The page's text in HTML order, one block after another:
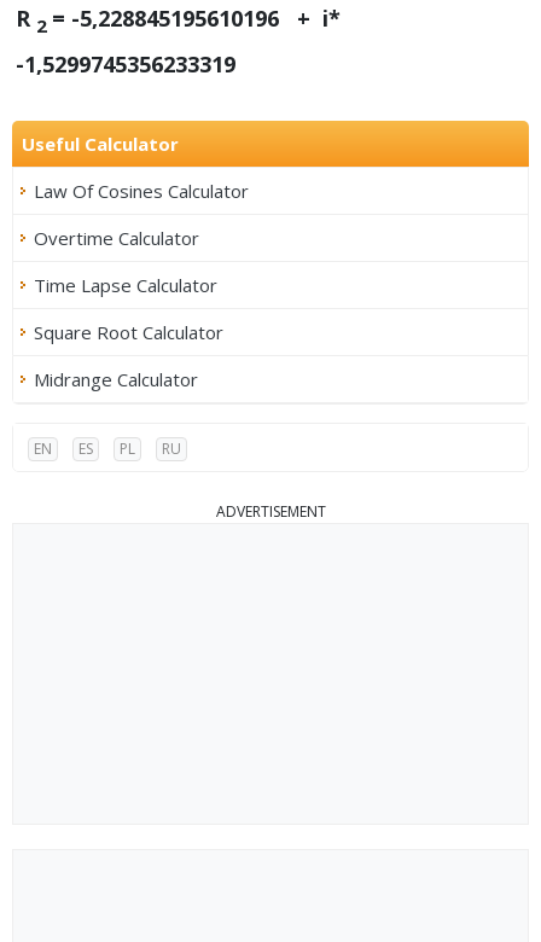
R 2 = -5,228845195610196 + i*
-1,5299745356233319
Useful Calculator
Law Of Cosines Calculator
Overtime Calculator
Time Lapse Calculator
Square Root Calculator
Midrange Calculator
EN ES PL RU
ADVERTISEMENT